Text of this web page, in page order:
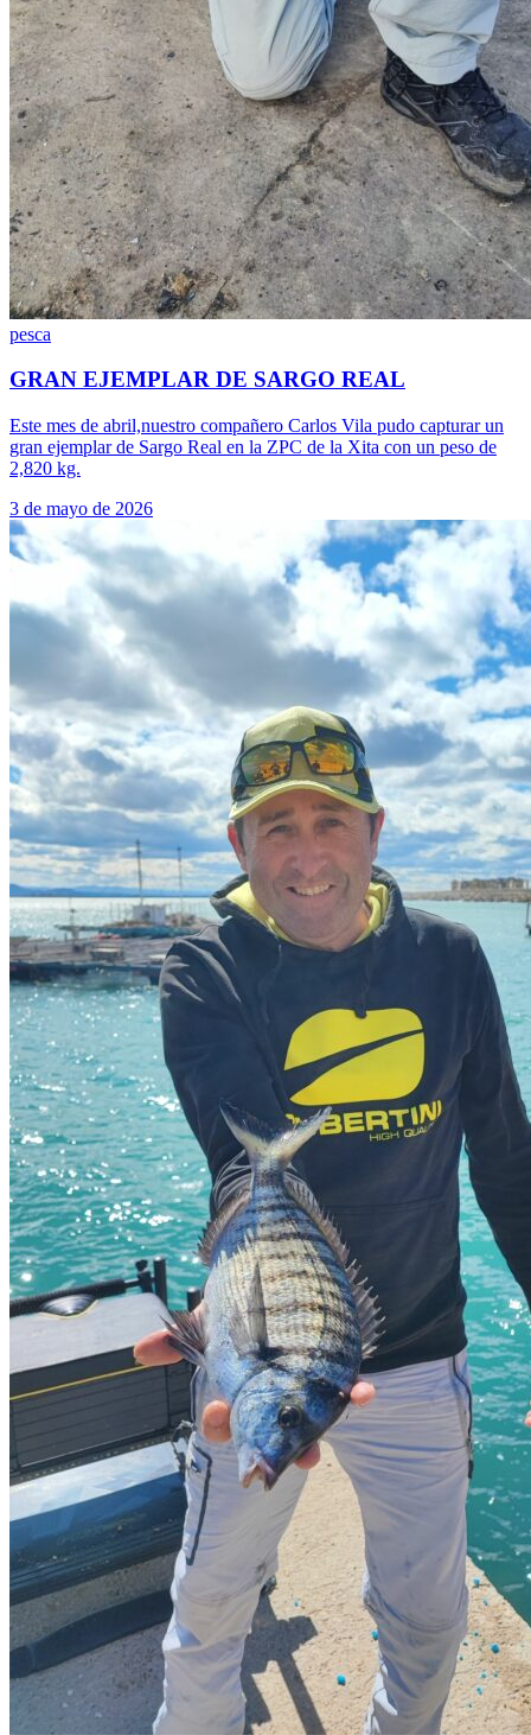
pesca
GRAN EJEMPLAR DE SARGO REAL
Este mes de abril,nuestro compañero Carlos Vila pudo capturar un
gran ejemplar de Sargo Real en la ZPC de la Xita con un peso de
2,820 kg.
3 de mayo de 2026